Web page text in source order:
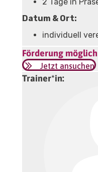
Datum & Ort:
individuell
Förderung
Jetzt ansuchen
Trainer*in: